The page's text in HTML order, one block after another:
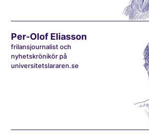
Per-Olof Eliasson
frilansjournalist och
nyhetskrönikör på
universitetslararen.se